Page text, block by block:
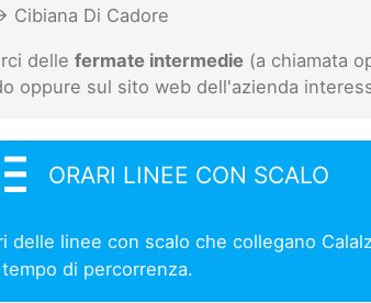
Cibiana Di Cadore
dellefermate intermedie (a chiamata
oppure sul sito web dell'azienda
ORARI LINEE CON SCALO
delle linee con scalo che collegano
di percorrenza.